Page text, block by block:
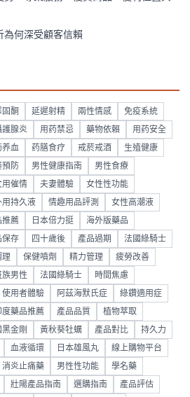
為何深受顧客信賴
固酮 延遲射精 兩性情感 免疫系統
護腺炎 用药禁忌 藥物依賴 用药安全
养血 药膳食疗 戒菸戒酒 生殖健康
預防 男性健康指南 男性食療
用催情 夫妻體驗 女性性功能
用持久液 情趣用品評測 女性高潮液
推薦 日本倍力挺 海外版藥品
保存 四十歲後 產品過期 法國綠騎士
理 保健噴劑 精力管理 疲勞改善
族男性 法國綠騎士 時間焦慮
使用者體驗 阿茲海默氏症 綠鑽適用症
度藥品推薦 產品品質 植物萃取
黑金剛 黃秋葵牡蠣 產品對比 持久力
血液循環 日本雄風丸 線上購物平台
消炎止痛藥 男性性功能 學名藥
壯陽產品指南 選購指南 產品評估